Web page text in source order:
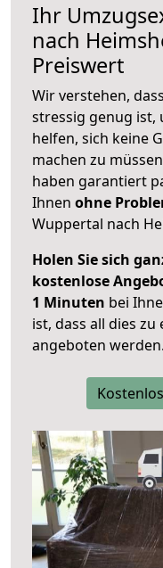
Ihr
nach
Preiswert
Wir verstehen,
stressig genug ist,
helfen, sich keine
machen zu
haben garantiert
Ihnen ohne
Wuppertal nach
Holen Sie sich
kostenlose
1 Minuten bei
ist, dass all dies
angeboten werden.